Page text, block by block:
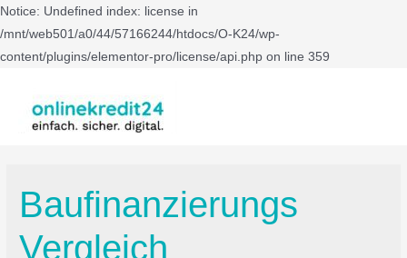
Notice: Undefined index: license in
/mnt/web501/a0/44/57166244/htdocs/O-K24/wp-
content/plugins/elementor-pro/license/api.php on line 359
Baufinanzierungs
Vergleich